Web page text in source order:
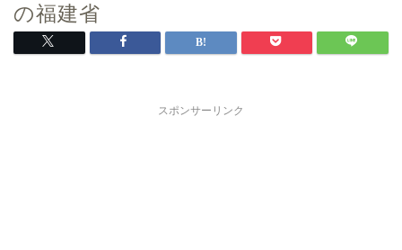
の福建省
スポンサーリンク